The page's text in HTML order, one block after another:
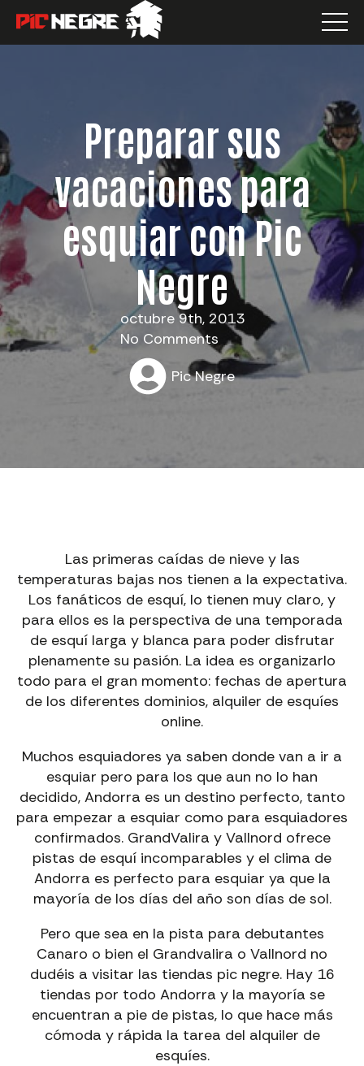
Preparar sus
vacaciones para
esquiar con Pic
Negre
octubre 9th, 2013
No Comments
Pic Negre
Las primeras caídas de nieve y las
temperaturas bajas nos tienen a la expectativa.
Los fanáticos de esquí, lo tienen muy claro, y
para ellos es la perspectiva de una temporada
de esquí larga y blanca para poder disfrutar
plenamente su pasión. La idea es organizarlo
todo para el gran momento: fechas de apertura
de los diferentes dominios, alquiler de esquíes
online.
Muchos esquiadores ya saben donde van a ir a
esquiar pero para los que aun no lo han
decidido, Andorra es un destino perfecto, tanto
para empezar a esquiar como para esquiadores
confirmados. GrandValira y Vallnord ofrece
pistas de esquí incomparables y el clima de
Andorra es perfecto para esquiar ya que la
mayoría de los días del año son días de sol.
Pero que sea en la pista para debutantes
Canaro o bien el Grandvalira o Vallnord no
dudéis a visitar las tiendas pic negre. Hay 16
tiendas por todo Andorra y la mayoría se
encuentran a pie de pistas, lo que hace más
cómoda y rápida la tarea del alquiler de
esquíes.